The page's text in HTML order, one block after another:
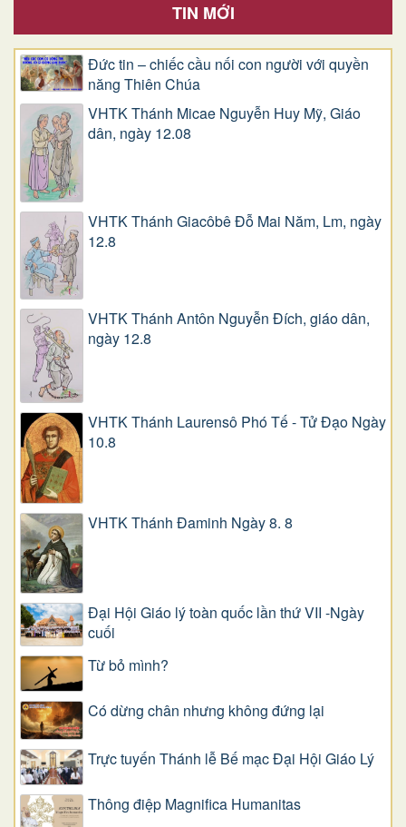
TIN MỚI
Đức tin – chiếc cầu nối con người với quyền
năng Thiên Chúa
VHTK Thánh Micae Nguyễn Huy Mỹ, Giáo
dân, ngày 12.08
VHTK Thánh Giacôbê Ðỗ Mai Năm, Lm, ngày
12.8
VHTK Thánh Antôn Nguyễn Ðích, giáo dân,
ngày 12.8
VHTK Thánh Laurensô Phó Tế - Tử Đạo Ngày
10.8
VHTK Thánh Đaminh Ngày 8. 8
Đại Hội Giáo lý toàn quốc lần thứ VII -Ngày
cuối
Từ bỏ mình?
Có dừng chân nhưng không đứng lại
Trực tuyến Thánh lễ Bế mạc Đại Hội Giáo Lý
Thông điệp Magnifica Humanitas